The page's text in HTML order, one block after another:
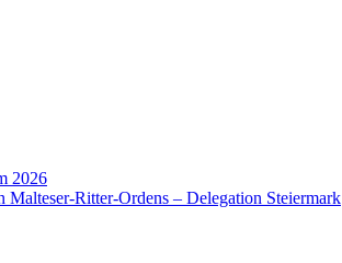
2026
Malteser-Ritter-Ordens – Delegation Steiermark